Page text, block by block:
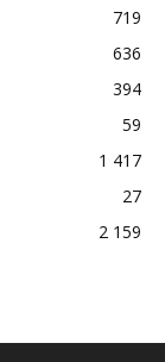
719
636
394
59
1 417
27
2 159